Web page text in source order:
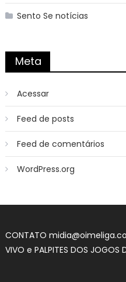
Sento Se notícias
Meta
Acessar
Feed de posts
Feed de comentários
WordPress.org
CONTATO
VIVO e PALPITES DOS JOGOS